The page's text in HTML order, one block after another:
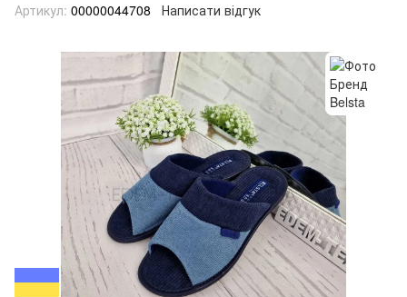
Артикул: 00000044708 Написати відгук